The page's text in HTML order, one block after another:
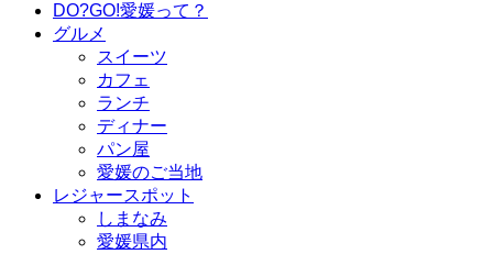
DO?GO!愛媛って？
グルメ
スイーツ
カフェ
ランチ
ディナー
パン屋
愛媛のご当地
レジャースポット
しまなみ
愛媛県内